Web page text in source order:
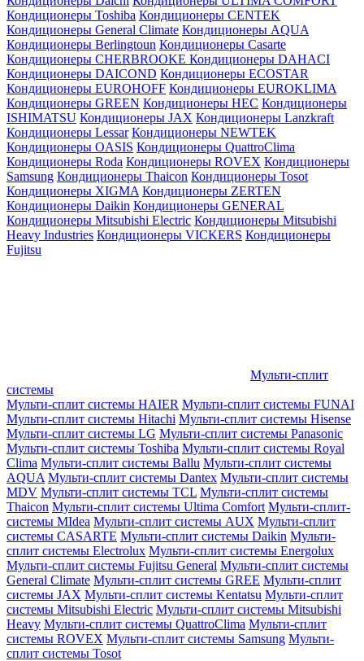
Кондиционеры Toshiba Кондиционеры CENTEK
Кондиционеры General Climate Кондиционеры AQUA
Кондиционеры Berlingtoun Кондиционеры Casarte
Кондиционеры CHERBROOKE Кондиционеры DAHACI
Кондиционеры DAICOND Кондиционеры ECOSTAR
Кондиционеры EUROHOFF Кондиционеры EUROKLIMA
Кондиционеры GREEN Кондиционеры HEC Кондиционеры
ISHIMATSU Кондиционеры JAX Кондиционеры Lanzkraft
Кондиционеры Lessar Кондиционеры NEWTEK
Кондиционеры OASIS Кондиционеры QuattroClima
Кондиционеры Roda Кондиционеры ROVEX Кондиционеры
Samsung Кондиционеры Thaicon Кондиционеры Tosot
Кондиционеры XIGMA Кондиционеры ZERTEN
Кондиционеры Daikin Кондиционеры GENERAL
Кондиционеры Mitsubishi Electric Кондиционеры Mitsubishi
Heavy Industries Кондиционеры VICKERS Кондиционеры
Fujitsu
Мульти-сплит
системы
Мульти-сплит системы HAIER Мульти-сплит системы FUNAI
Мульти-сплит системы Hitachi Мульти-сплит системы Hisense
Мульти-сплит системы LG Мульти-сплит системы Panasonic
Мульти-сплит системы Toshiba Мульти-сплит системы Royal
Clima Мульти-сплит системы Ballu Мульти-сплит системы
AQUA Мульти-сплит системы Dantex Мульти-сплит системы
MDV Мульти-сплит системы TCL Мульти-сплит системы
Thaicon Мульти-сплит системы Ultima Comfort Мульти-сплит-
системы MIdea Мульти-сплит системы AUX Мульти-сплит
системы CASARTE Мульти-сплит системы Daikin Мульти-
сплит системы Electrolux Мульти-сплит системы Energolux
Мульти-сплит системы Fujitsu General Мульти-сплит системы
General Climate Мульти-сплит системы GREE Мульти-сплит
системы JAX Мульти-сплит системы Kentatsu Мульти-сплит
системы Mitsubishi Electric Мульти-сплит системы Mitsubishi
Heavy Мульти-сплит системы QuattroClima Мульти-сплит
системы ROVEX Мульти-сплит системы Samsung Мульти-
сплит системы Tosot